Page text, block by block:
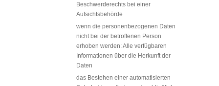
Beschwerderechts bei einer
Aufsichtsbehörde
wenn die personenbezogenen Daten
nicht bei der betroffenen Person
erhoben werden: Alle verfügbaren
Informationen über die Herkunft der
Daten
das Bestehen einer automatisierten